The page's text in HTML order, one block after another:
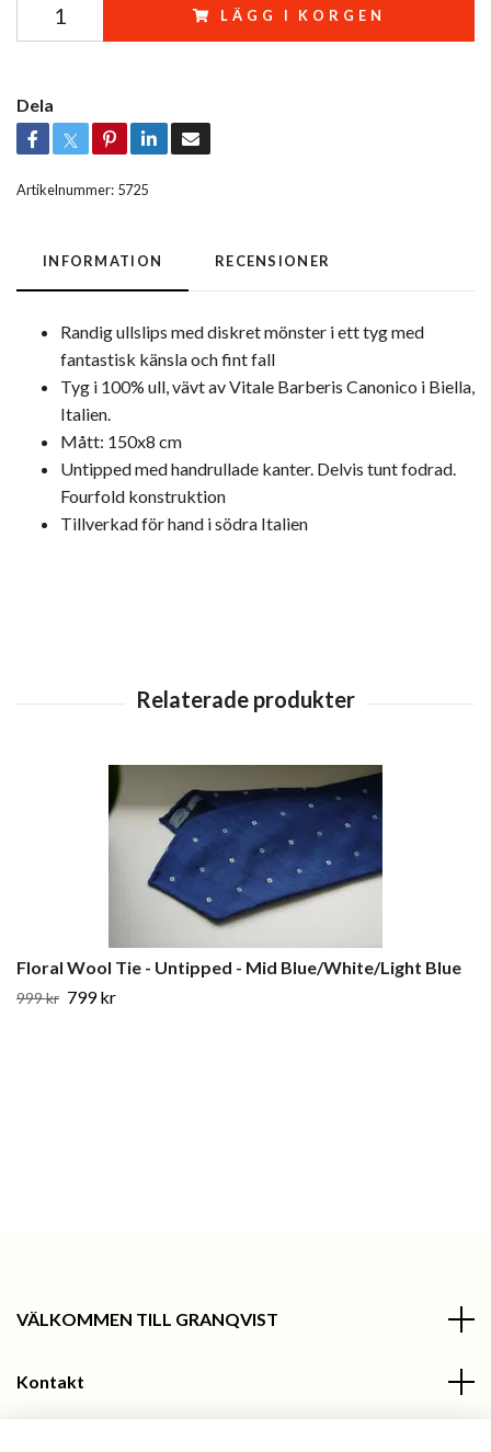
LÄGG I KORGEN
Dela
Artikelnummer: 5725
INFORMATION RECENSIONER
Randig ullslips med diskret mönster i ett tyg med
fantastisk känsla och fint fall
Tyg i 100% ull, vävt av Vitale Barberis Canonico i Biella,
Italien.
Mått: 150x8 cm
Untipped med handrullade kanter. Delvis tunt fodrad.
Fourfold konstruktion
Tillverkad för hand i södra Italien
Floral Wool Tie - Untipped - Mid Blue/White/Light Blue
999 kr 799 kr
VÄLKOMMEN TILL GRANQVIST
Kontakt